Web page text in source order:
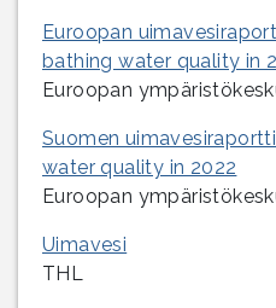
Euroopan
bathing water quality in
Euroopan
Suomen
water quality in 2022
Euroopan
Uimavesi
THL